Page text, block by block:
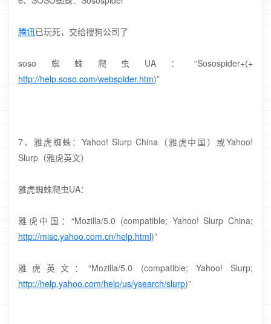
腾讯已玩死，交给搜狗公司了
soso蜘蛛爬虫UA：“Sosospider+(+
http://help.soso.com/webspider.htm)”
7、雅虎蜘蛛：Yahoo! Slurp China（雅虎中国）或Yahoo!
Slurp（雅虎英文）
雅虎蜘蛛爬虫UA：
雅虎中国：“Mozilla/5.0 (compatible; Yahoo! Slurp China;
http://misc.yahoo.com.cn/help.html)”
雅虎英文：“Mozilla/5.0 (compatible; Yahoo! Slurp;
http://help.yahoo.com/help/us/ysearch/slurp)”